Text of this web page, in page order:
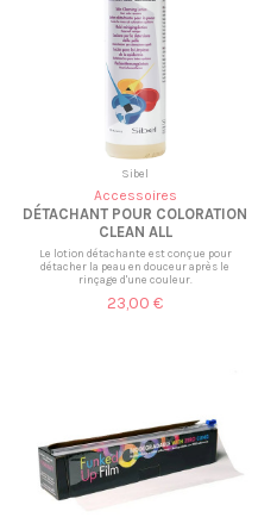
Sibel
Accessoires
DÉTACHANT POUR COLORATION
CLEAN ALL
Le lotion détachante est conçue pour
détacher la peau en douceur après le
rinçage d'une couleur.
23,00 €